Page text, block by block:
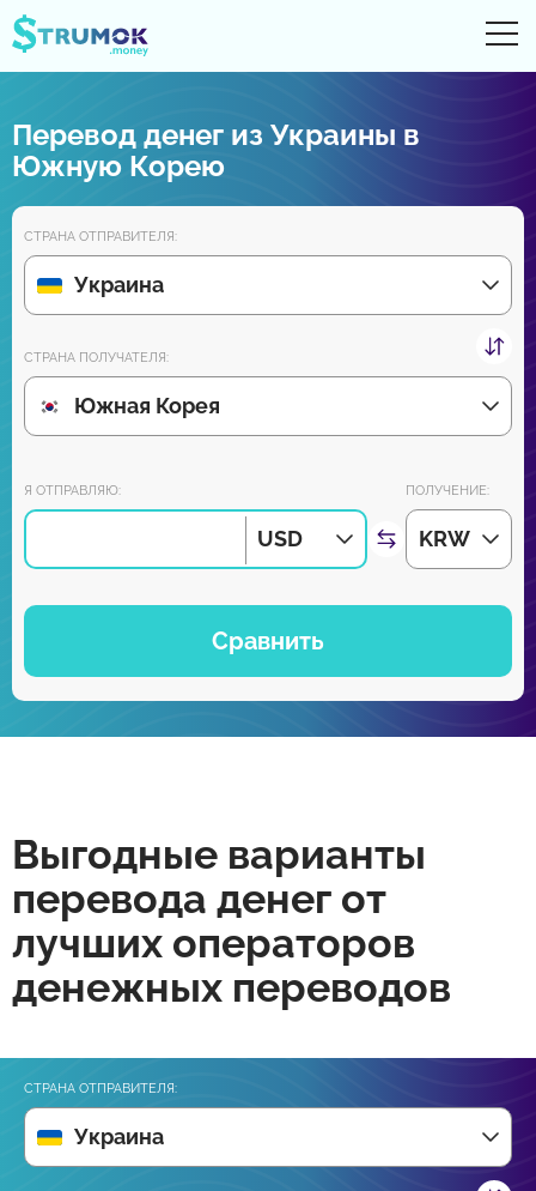
Денежные переводы
Цифровые счета
Обзоры партнеров
Уже скоро скачайте приложение для Android и iPhone:
Перевод денег из Украины в
Южную Корею
СТРАНА ОТПРАВИТЕЛЯ:
Украина
СТРАНА ПОЛУЧАТЕЛЯ:
Южная Корея
Я ОТПРАВЛЯЮ:
USD
ПОЛУЧЕНИЕ:
KRW
Сравнить
Выгодные варианты
перевода денег от
лучших операторов
денежных переводов
СТРАНА ОТПРАВИТЕЛЯ:
Украина